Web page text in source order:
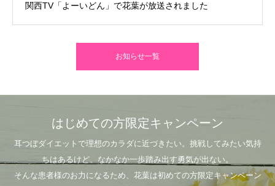
関西TV「よーいどん」で花葉が放送されました
お知らせ一覧
はじめての方限定キャンペーン
耳つぼダイエットで理想のカラダに近づきたい。挑戦してみたい気持
ちはあるけど、なかなか一歩踏み出す勇気が出ない。
そんな患者様のお力になるため、花葉は初めての方限定キャンペーン